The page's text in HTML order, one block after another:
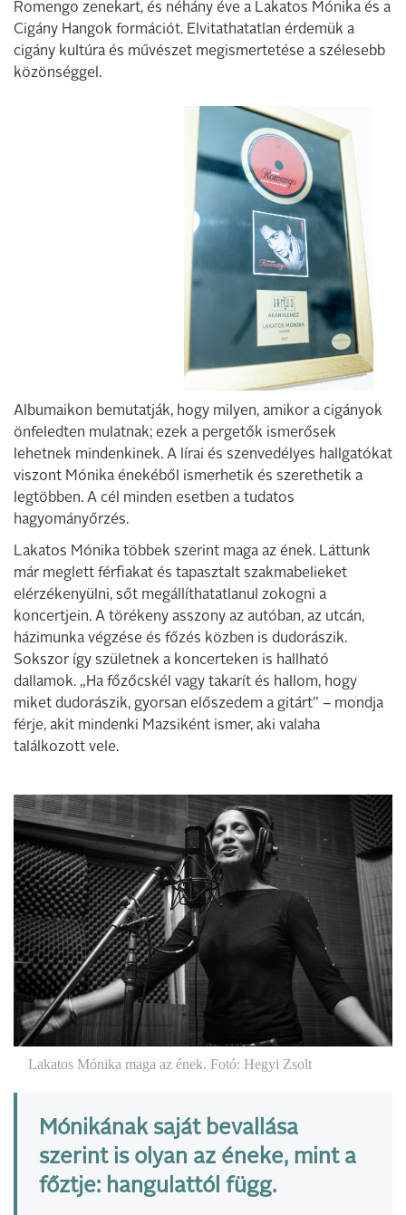
Romengo zenekart, és néhány éve a Lakatos Mónika és a
Cigány Hangok formációt. Elvitathatatlan érdemük a
cigány kultúra és művészet megismertetése a szélesebb
közönséggel.
Albumaikon bemutatják, hogy milyen, amikor a cigányok
önfeledten mulatnak; ezek a pergetők ismerősek
lehetnek mindenkinek. A lírai és szenvedélyes hallgatókat
viszont Mónika énekéből ismerhetik és szerethetik a
legtöbben. A cél minden esetben a tudatos
hagyományőrzés.
Lakatos Mónika többek szerint maga az ének. Láttunk
már meglett férfiakat és tapasztalt szakmabelieket
elérzékenyülni, sőt megállíthatatlanul zokogni a
koncertjein. A törékeny asszony az autóban, az utcán,
házimunka végzése és főzés közben is dudorászik.
Sokszor így születnek a koncerteken is hallható
dallamok. „Ha főzőcskél vagy takarít és hallom, hogy
miket dudorászik, gyorsan előszedem a gitárt” – mondja
férje, akit mindenki Mazsiként ismer, aki valaha
találkozott vele.
Lakatos Mónika maga az ének. Fotó: Hegyi Zsolt
Mónikának saját bevallása
szerint is olyan az éneke, mint a
főztje: hangulattól függ.